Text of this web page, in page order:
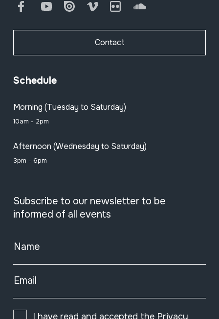
FacebookYoutube Issuu Vimeo Flickr SoundCloud
Contact
Schedule
Morning (Tuesday to Saturday)
10am - 2pm
Afternoon (Wednesday to Saturday)
3pm - 6pm
Subscribe to our newsletter to be
informed of all events
Name
Email
I have read and accepted the Privacy